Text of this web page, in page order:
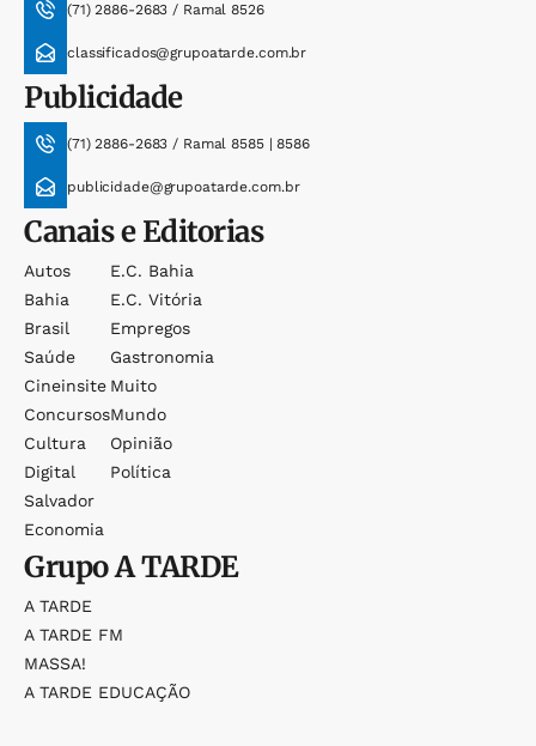
(71) 2886-2683 / Ramal 8526
classificados@grupoatarde.com.br
Publicidade
(71) 2886-2683 / Ramal 8585 | 8586
publicidade@grupoatarde.com.br
Canais e Editorias
Autos
Bahia
Brasil
Saúde
Cineinsite
Concursos
Cultura
Digital
Salvador
Economia
E.c. Bahia
E.c. Vitória
Empregos
Gastronomia
Muito
Mundo
Opinião
Política
GrupoA TARDE
A TARDE
A TARDE FM
MASSA!
A TARDE EDUCAÇÃO